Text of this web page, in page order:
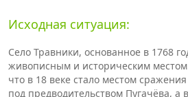
Исходная ситуация:
Село Травники, основанное в 1768
живописным и историческим
что в 18 веке стало местом
под предводительством Пугачёва, а